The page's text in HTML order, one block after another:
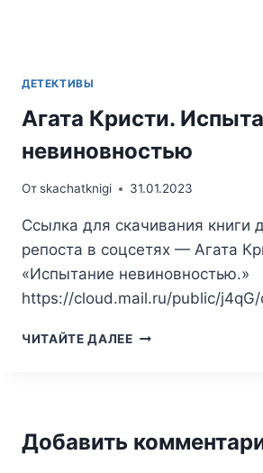
ДЕТЕКТИВЫ
Агата Кристи.
невиновностью
Отskachatknigi 31.01.2023
Ссылка для скачивания книги
репоста в соцсетях — Агата
«Испытание невиновностью.»
https://cloud.mail.ru/public/j4qG/
ЧИТАЙТЕ ДАЛЕЕ АГАТА
Добавить